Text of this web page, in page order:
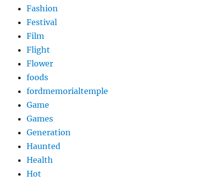
Fashion
Festival
Film
Flight
Flower
foods
fordmemorialtemple
Game
Games
Generation
Haunted
Health
Hot